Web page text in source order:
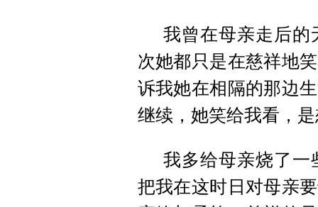
我曾在母亲走后的
次她都只是在慈祥地
诉我她在相隔的那边
继续，她笑给我看，
我多给母亲烧了一
把我在这时日对母亲